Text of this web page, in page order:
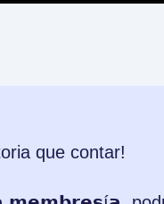
que contar!